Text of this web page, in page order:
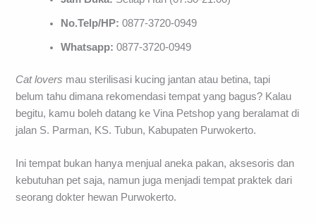
No.Telp/HP: 0877-3720-0949
Whatsapp:0877-3720-0949
Cat lovers mau sterilisasi kucing jantan atau betina, tapi
belum tahu dimana rekomendasi tempat yang bagus? Kalau
begitu, kamu boleh datang ke Vina Petshop yang beralamat di
jalan S. Parman, KS. Tubun, Kabupaten Purwokerto.
Ini tempat bukan hanya menjual aneka pakan, aksesoris dan
kebutuhan pet saja, namun juga menjadi tempat praktek dari
seorang dokter hewan Purwokerto.